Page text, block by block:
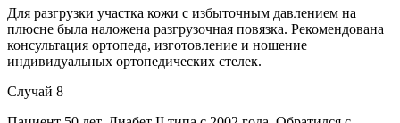
Для разгрузки участка кожи с избыточным давлением на
плюсне была наложена разгрузочная повязка. Рекомендована
консультация ортопеда, изготовление и ношение
индивидуальных ортопедических стелек.
Случай 8